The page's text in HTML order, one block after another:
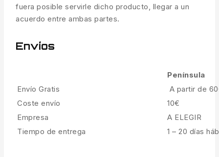
fuera posible servirle dicho producto, llegar a un
acuerdo entre ambas partes.
Envíos
Península
Envío Gratis
A partir de
Coste envío
10€
Empresa
A ELEGIR
Tiempo de entrega
1 – 20 días